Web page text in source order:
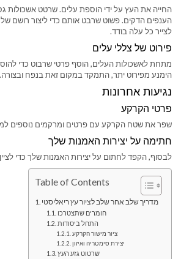
החייה את העץ על ידי הוספת עלים. שרטט אשכולות
הענפים הדקים. פשוט שרבט אותם כדי ליצור רושם
לצייר כל עלה בודד.
פירוט של צללי עלים
מתחת לאשכולות העלים, הוסף פרטי שרבוט כדי
הימנע מפירוט יתר, התמקד במקום זאת בנפח ובצורה.
נגיעות אחרונות
פרטי הקרקע
שפר את שטח הקרקע עם פרטים ומרקמים נוספים
חתימה על יצירות האמנות שלך
לבסוף, הקפד לחתום על יצירות האמנות שלך כדי
Table of Contents
מדריך שלב אחר שלב לציור עץ ריאליסטי
חומרים שתצטרכו
התחל ביסודות
ציור מישור הקרקע
יצירת סימטריה ואיזון
שרטוט גזע העץ